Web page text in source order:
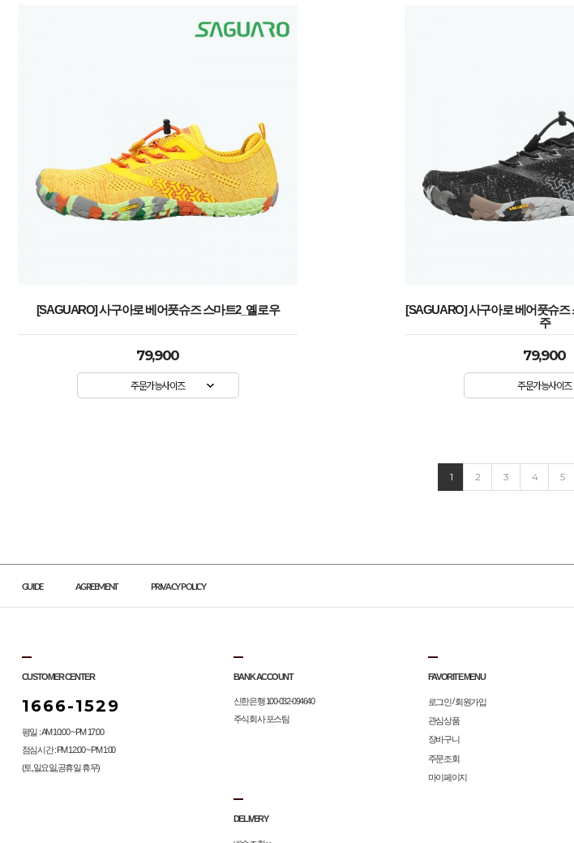
[SAGUARO] 사구아로 베어풋슈즈 스마트2_옐로우
79,900
주문가능사이즈
[SAGUARO] 사구아로 베어풋슈즈
주
79,900
주문가능사이즈
1 2 3 4 5
GUIDE AGREEMENT PRIVACY POLICY
CUSTOMER CENTER
1666-1529
평일 : AM 10:00 ~ PM 17:00
점심시간 : PM 12:00 ~ PM 1:00
(토,일요일,공휴일 휴무)
BANK ACCOUNT
신한은행 100-032-094640
주식회사 포스팀
DELIVERY
FAVORITE MENU
로그인 /회원가입
관심상품
장바구니
주문조회
마이페이지